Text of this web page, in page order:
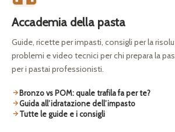
Accademia della pasta
Guide, ricette per impasti, consigli per la
problemi e video tecnici per chi prepara la
per i pastai professionisti.
Bronzo vs POM: quale trafila fa per te?
Guida all’idratazione dell’impasto
Tutte le guide e i consigli